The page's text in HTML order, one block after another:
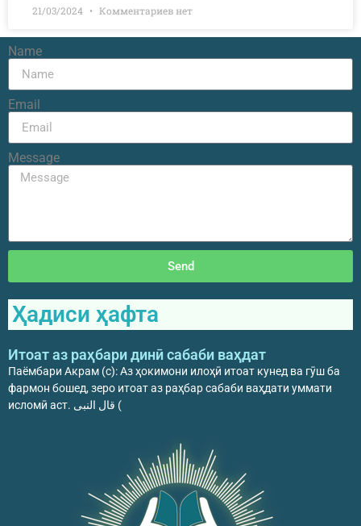
21/03/2024 Комментариев нет
Name
Email
Message
Send
Ҳадиси ҳафта
Итоат аз раҳбари динӣ сабаби ваҳдат
Паёмбари Акрам (с): Аз ҳокимони илоҳӣ итоат кунед ва гӯш ба
фармон бошед, зеро итоат аз раҳбар сабаби ваҳдати уммати
исломӣ аст. قال النبی (